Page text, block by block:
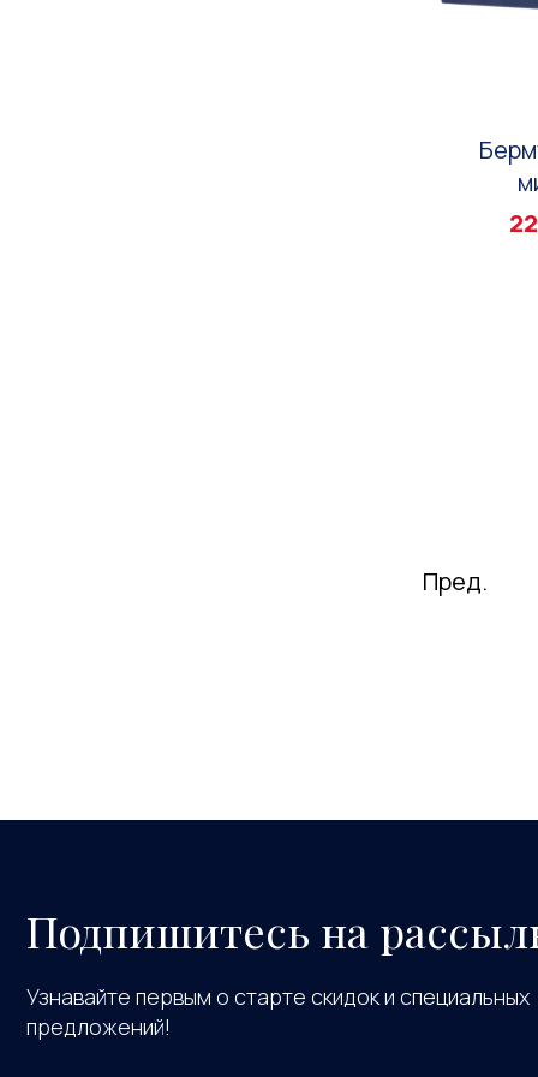
Пред.
Подпишитесь на
Узнавайте первым о старте скидок и специальных
предложений!